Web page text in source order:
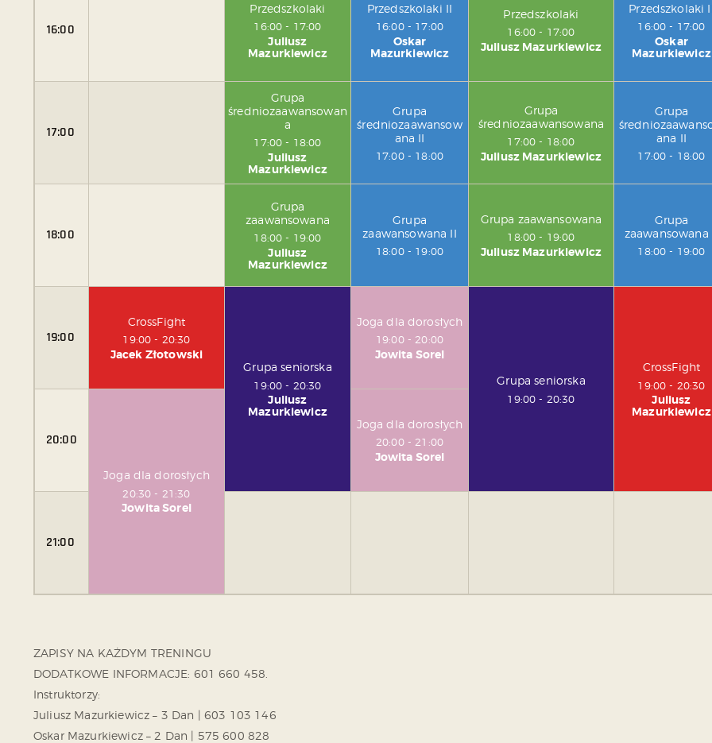
16:00
Przedszkolaki
16:00 - 17:00
Juliusz
Mazurkiewicz
Przedszkolaki II
16:00 - 17:00
Oskar
Mazurkiewicz
Przedszkolaki
16:00 - 17:00
Juliusz Mazurkiewicz
Przedszkolaki
16:00 - 17:00
Oskar
Mazurkiewicz
17:00
Grupa
średniozaawansowan
a
17:00 - 18:00
Juliusz
Mazurkiewicz
Grupa
średniozaawansow
ana II
17:00 - 18:00
Grupa
średniozaawansowana
17:00 - 18:00
Juliusz Mazurkiewicz
Grupa
ana II
17:00 - 18:00
18:00
Grupa
zaawansowana
18:00 - 19:00
Juliusz
Mazurkiewicz
Grupa
zaawansowana II
18:00 - 19:00
Grupa zaawansowana
18:00 - 19:00
Juliusz Mazurkiewicz
Grupa
zaawansowana
18:00 - 19:00
19:00
CrossFight
19:00 - 20:30
Jacek Złotowski
Grupa seniorska
19:00 - 20:30
Juliusz
Mazurkiewicz
Joga dla dorosłych
19:00 - 20:00
Jowita Sorel
Grupa seniorska
19:00 - 20:30
CrossFight
19:00 - 20:30
Juliusz
Mazurkiewicz
20:00
Joga dla dorosłych
20:30 - 21:30
Jowita Sorel
Joga dla dorosłych
20:00 - 21:00
Jowita Sorel
21:00
ZAPISY NA KAŻDYM TRENINGU
DODATKOWE INFORMACJE: 601 660 458.
Instruktorzy:
Juliusz Mazurkiewicz – 3 Dan | 603 103 146
Oskar Mazurkiewicz – 2 Dan | 575 600 828